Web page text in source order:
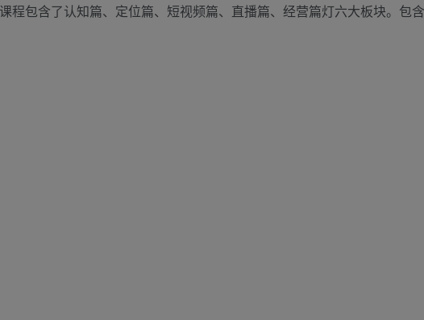
程包含了认知篇、定位篇、短视频篇、直播篇、经营篇灯六大板块。包